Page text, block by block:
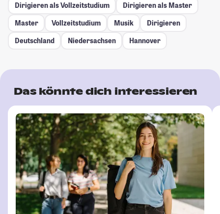
Dirigieren als Vollzeitstudium
Dirigieren als Master
Master
Vollzeitstudium Musik
Dirigieren
Deutschland
Niedersachsen Hannover
Das könnte dich interessieren